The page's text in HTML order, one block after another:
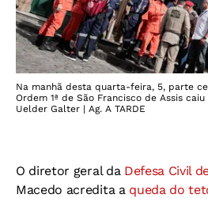
Na manhã desta quarta-feira, 5, parte
Ordem 1ª de São Francisco de Assis
Uelder Galter | Ag. A TARDE
O diretor geral da Defesa Civil
Macedo acredita a queda do